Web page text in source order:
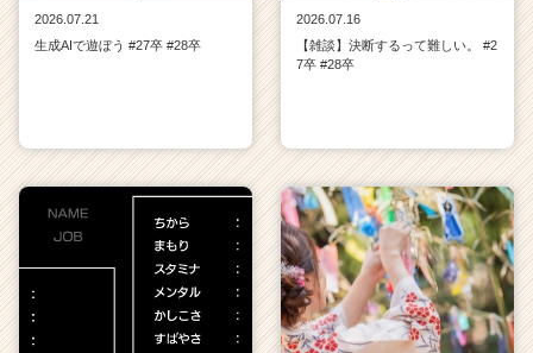
2026.07.21
生成AIで遊ぼう #27卒 #28卒
2026.07.16
【雑談】決断するって難しい。 #2
7卒 #28卒